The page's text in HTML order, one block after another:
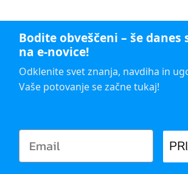
Bodite obveščeni – še danes
na e-novice!
Odklenite svet znanja, navdiha in
Vaše potovanje se začne tukaj!